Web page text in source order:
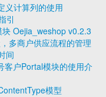
义计算列的使用
引
Oejia_weshop v0.2.3
多商户供应流程的管理
间
客户Portal模块的使用介
模型